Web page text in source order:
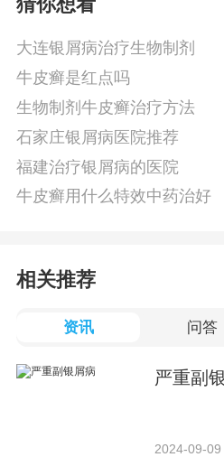
猜你想看
大连银屑病治疗生物制剂
牛皮癣是红点吗
生物制剂牛皮癣治疗方法
石家庄银屑病医院推荐
福建治疗银屑病的医院
牛皮癣用什么特效中药治好
相关推荐
资讯 问答
严重副
2024-09-09